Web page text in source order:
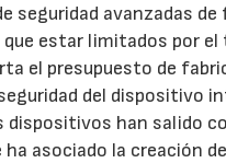
seguridad avanzadas de
estar limitados por
el presupuesto de
del dispositivo
han salido
asociado la creación